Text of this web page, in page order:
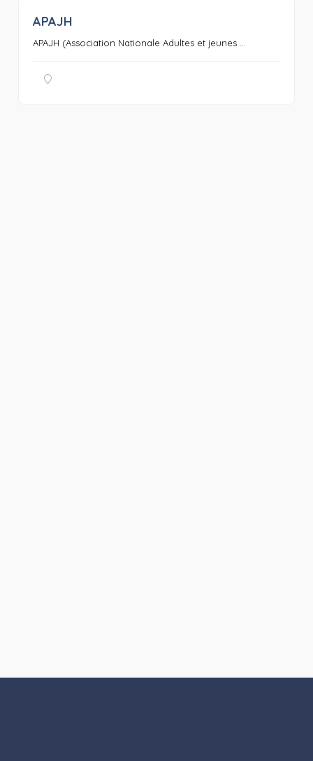
APAJH
APAJH (Association Nationale Adultes et jeunes ...